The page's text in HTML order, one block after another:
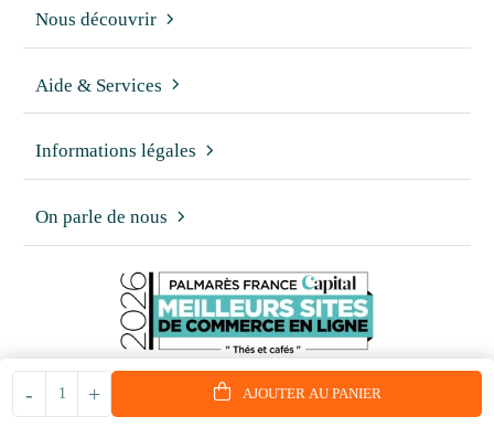
+
- AJOUTER AU PANIER
Nous découvrir
Aide & Services
Informations légales
On parle de nous
© 2006 - 2026 - Reproduction interdite